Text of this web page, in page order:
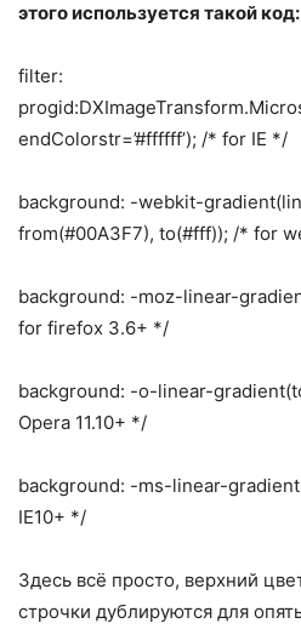
этого используется такой код:
filter:
endColorstr=’#ffffff’); /* for IE */
background: -webkit-
from(#00A3F7), to(#fff)); /* for
background: -moz-linear-
for firefox 3.6+ */
background: -o-linear-
Opera 11.10+ */
background: -ms-linear-
IE10+ */
Здесь всё просто, верхний
строчки дублируются для